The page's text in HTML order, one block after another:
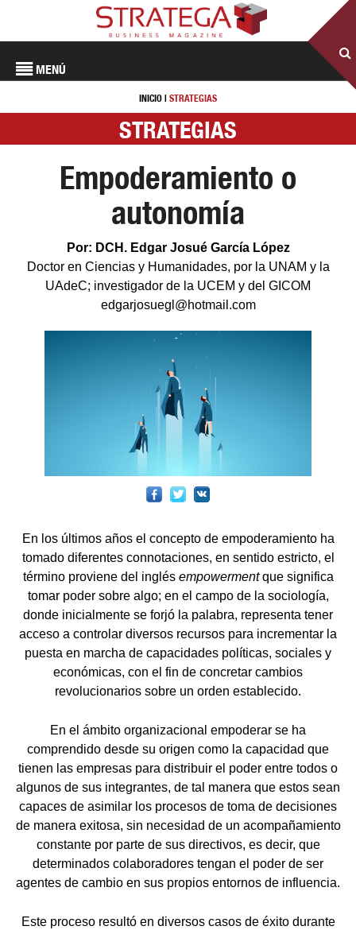
MENÚ
INICIO | STRATEGIAS
STRATEGIAS
Empoderamiento o
autonomía
Por: DCH. Edgar Josué García López
Doctor en Ciencias y Humanidades, por la UNAM y la
UAdeC; investigador de la UCEM y del GICOM
edgarjosuegl@hotmail.com
En los últimos años el concepto de empoderamiento ha
tomado diferentes connotaciones, en sentido estricto, el
término proviene del inglés empowerment que significa
tomar poder sobre algo; en el campo de la sociología,
donde inicialmente se forjó la palabra, representa tener
acceso a controlar diversos recursos para incrementar la
puesta en marcha de capacidades políticas, sociales y
económicas, con el fin de concretar cambios
revolucionarios sobre un orden establecido.
En el ámbito organizacional empoderar se ha
comprendido desde su origen como la capacidad que
tienen las empresas para distribuir el poder entre todos o
algunos de sus integrantes, de tal manera que estos sean
capaces de asimilar los procesos de toma de decisiones
de manera exitosa, sin necesidad de un acompañamiento
constante por parte de sus directivos, es decir, que
determinados colaboradores tengan el poder de ser
agentes de cambio en sus propios entornos de influencia.
Este proceso resultó en diversos casos de éxito durante